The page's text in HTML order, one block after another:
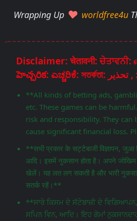
Wrapping Up worldfree4u
Disclaimer: चेतावनी: ਚੇਤਾਵਨੀ:
**All kinds of betting ads,
etc. These games can be
risk and responsibility. They can
cause significant financial loss.
**सभी प्रकार के सट्टेबाजी विज्ञापन, जुआ
आदि। इसमें नुकसान होता है। अपने जोखिम
खेलें। यह लत लग सकती है और भारी
सतर्क रहें।**
**ਸਾਰੇ ਕਿਸਮ ਦੇ ਸੱਟੇਬਾਜ਼ੀ ਦੇ
ਸਪਿਨ ਵਿਨ, ਆਦਿ। ਇਹ ਗੇਮਾਂ